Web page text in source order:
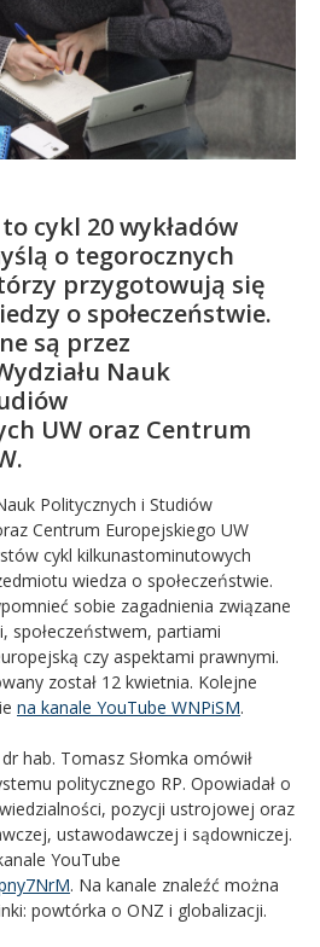
to cykl 20 wykładów
o tegorocznych
przygotowują się
o społeczeństwie.
są przez
Nauk
UW oraz Centrum
Politycznych i Studiów
Centrum Europejskiego UW
cykl kilkunastominutowych
wiedza o społeczeństwie.
sobie zagadnienia związane
społeczeństwem, partiami
czy aspektami prawnymi.
został 12 kwietnia. Kolejne
na kanale YouTube WNPiSM.
hab. Tomasz Słomka omówił
politycznego RP. Opowiadał o
pozycji ustrojowej oraz
ustawodawczej i sądowniczej.
YouTube
. Na kanale znaleźć można
powtórka o ONZ i globalizacji.